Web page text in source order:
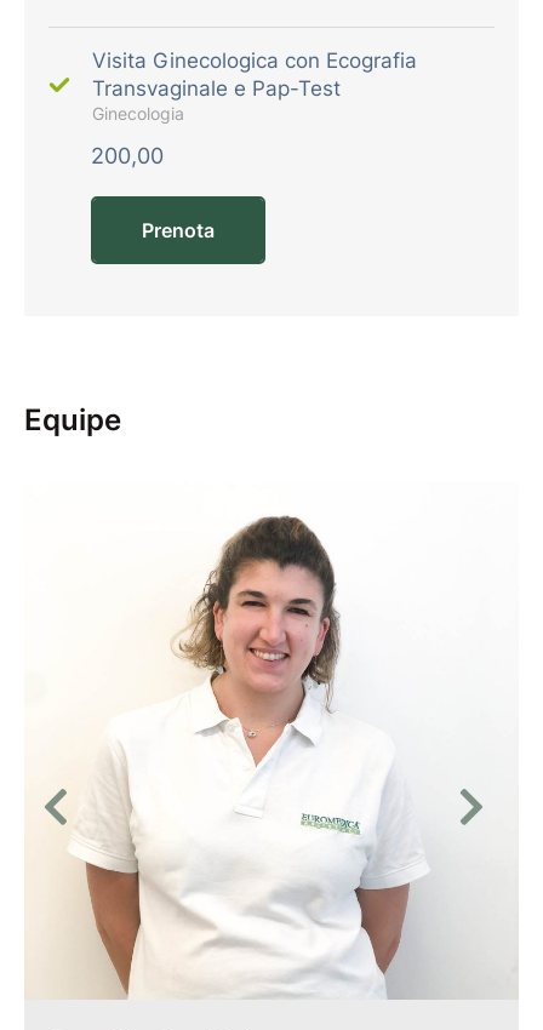
Visita Ginecologica con Ecografia
Transvaginale e Pap-Test
Ginecologia
200,00
Prenota
Equipe